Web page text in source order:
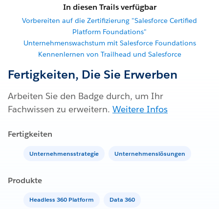
In diesen Trails verfügbar
Vorbereiten auf die Zertifizierung "Salesforce Certified
Platform Foundations"
Unternehmenswachstum mit Salesforce Foundations
Kennenlernen von Trailhead und Salesforce
Fertigkeiten, Die Sie Erwerben
Arbeiten Sie den Badge durch, um Ihr
Fachwissen zu erweitern. Weitere Infos
Fertigkeiten
Unternehmensstrategie Unternehmenslösungen
Produkte
Headless 360 Platform Data 360